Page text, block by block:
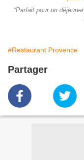
“Parfait pour un
#Restaurant Provence
Partager